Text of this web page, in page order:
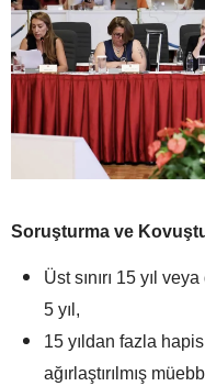
Soruşturma ve
Üst sınırı 15 yıl
5 yıl,
15 yıldan fazla
ağırlaştırılmış